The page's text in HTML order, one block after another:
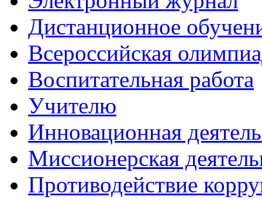
Дистанционное
Всероcсийская
Воспитательная работа
Учителю
Инновационная
Миссионерская
Противодействие